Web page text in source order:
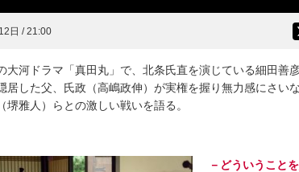
日 / 21:00
河ドラマ「真田丸」で、北条氏直を演じている細田善
居した父、氏政（高嶋政伸）が実権を握り無力感にさい
堺雅人）らとの激しい戦いを語る。
－どういうこと